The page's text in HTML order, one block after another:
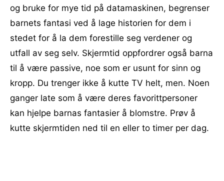
og bruke for mye tid på datamaskinen, begrenser
barnets fantasi ved å lage historien for dem i
stedet for å la dem forestille seg verdener og
utfall av seg selv. Skjermtid oppfordrer også barna
til å være passive, noe som er usunt for sinn og
kropp. Du trenger ikke å kutte TV helt, men. Noen
ganger late som å være deres favorittpersoner
kan hjelpe barnas fantasier å blomstre. Prøv å
kutte skjermtiden ned til en eller to timer per dag.